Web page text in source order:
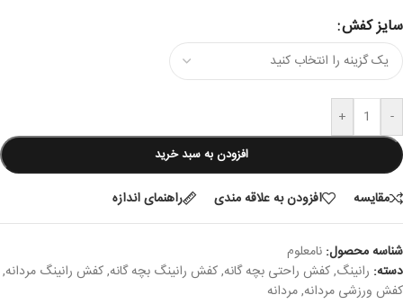
سایز کفش
-
+
افزودن به سبد خرید
مقایسه افزودن به علاقه مندی راهنمای اندازه
شناسه محصول: نامعلوم
دسته: رانینگ,کفش راحتی بچه گانه,کفش رانینگ بچه گانه,کفش رانینگ مردانه,
کفش ورزشی مردانه,مردانه